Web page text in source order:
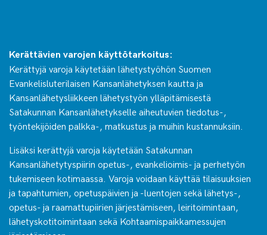
Kerättävien varojen käyttötarkoitus:
Kerättyjä varoja käytetään lähetystyöhön Suomen
Evankelisluterilaisen Kansanlähetyksen kautta ja
Kansanlähetysliikkeen lähetystyön ylläpitämisestä
Satakunnan Kansanlähetykselle aiheutuvien tiedotus-,
työntekijöiden palkka-, matkustus ja muihin kustannuksiin.
Lisäksi kerättyjä varoja käytetään Satakunnan
Kansanlähetytyspiirin opetus-, evankelioimis- ja perhetyön
tukemiseen kotimaassa. Varoja voidaan käyttää tilaisuuksien
ja tapahtumien, opetuspäivien ja -luentojen sekä lähetys-,
opetus- ja raamattupiirien järjestämiseen, leiritoimintaan,
lähetyskotitoimintaan sekä Kohtaamispaikkamessujen